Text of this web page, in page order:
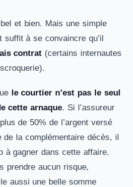
et bien. Mais une simple
suffit à se convaincre qu’il
contrat (certains internautes
le courtier n’est pas le seul
cette arnaque. Si l’assureur
de 50% de l’argent versé
de la complémentaire décès, il
à gagner dans cette affaire.
prendre aucun risque,
aussi une belle somme